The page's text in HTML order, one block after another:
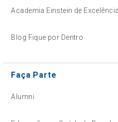
Academia Einstein de
Blog Fique por Dentro
Faça Parte
Alumni